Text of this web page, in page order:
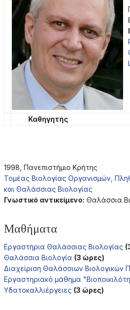
Καθηγητής
1998, Πανεπιστήμιο Κρήτης
Τομέας Βιολογίας Οργανισμών,
και Θαλάσσιας Βιολογίας
Γνωστικό αντικείμενο: Θαλάσσια
Μαθήματα
Εργαστήρια Θαλάσσιας Βιολογίας
Θαλάσσια Βιολογία (3 ώρες)
Διαχείριση Θαλάσσιων Βιολογικών
Εργαστηριακό μάθημα
Υδατοκαλλιέργειες (3 ώρες)